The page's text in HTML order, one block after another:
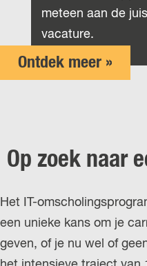
meteen aan de
vacature.
Ontdek meer »
Op zoek naar
Het IT-
een unieke kans om je
geven, of je nu wel of